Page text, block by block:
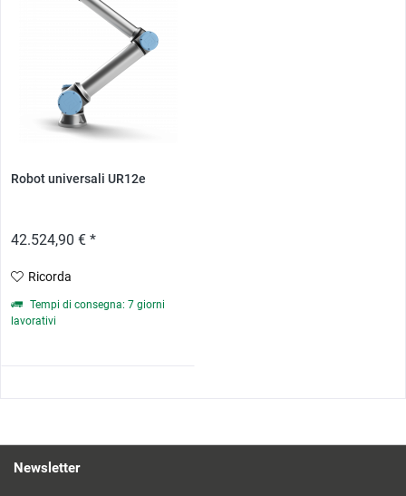
Robot universali UR12e
42.524,90 € *
Ricorda
Tempi di consegna: 7 giorni
lavorativi
Newsletter